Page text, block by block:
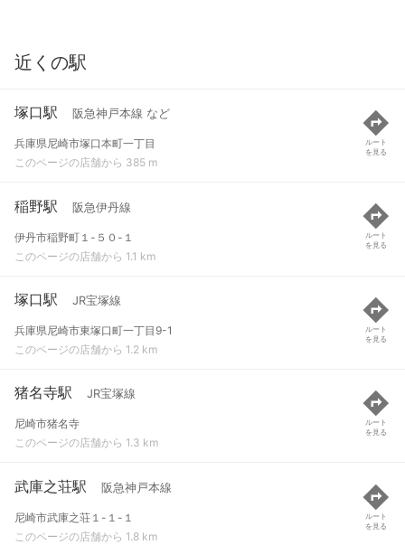
近くの駅
塚口駅 阪急神戸本線 など
兵庫県尼崎市塚口本町一丁目
このページの店舗から 385 m
ルート
を見る
稲野駅 阪急伊丹線
伊丹市稲野町１-５０-１
このページの店舗から 1.1 km
ルート
を見る
塚口駅 JR宝塚線
兵庫県尼崎市東塚口町一丁目9-1
このページの店舗から 1.2 km
ルート
を見る
猪名寺駅 JR宝塚線
尼崎市猪名寺
このページの店舗から 1.3 km
ルート
を見る
武庫之荘駅 阪急神戸本線
尼崎市武庫之荘１-１-１
このページの店舗から 1.8 km
ルート
を見る